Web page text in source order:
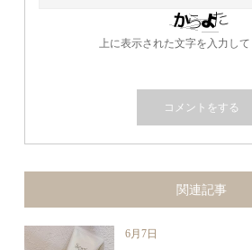
上に表示された文字を入力して
関連記事
6月7日